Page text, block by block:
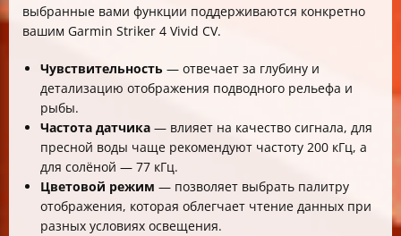
выбранные вами функции поддерживаются конкретно
вашим Garmin Striker 4 Vivid CV.
Чувствительность — отвечает за глубину и
детализацию отображения подводного рельефа и
рыбы.
Частота датчика — влияет на качество сигнала, для
пресной воды чаще рекомендуют частоту 200 кГц, а
для солёной — 77 кГц.
Цветовой режим — позволяет выбрать палитру
отображения, которая облегчает чтение данных при
разных условиях освещения.